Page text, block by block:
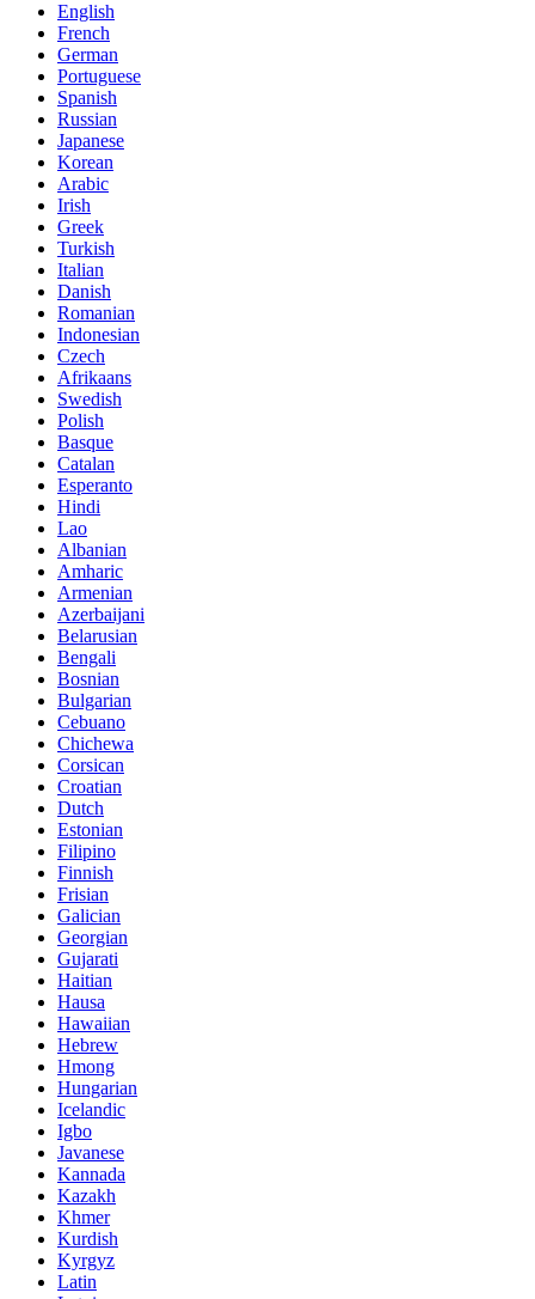
English
French
German
Portuguese
Spanish
Russian
Japanese
Korean
Arabic
Irish
Greek
Turkish
Italian
Danish
Romanian
Indonesian
Czech
Afrikaans
Swedish
Polish
Basque
Catalan
Esperanto
Hindi
Lao
Albanian
Amharic
Armenian
Azerbaijani
Belarusian
Bengali
Bosnian
Bulgarian
Cebuano
Chichewa
Corsican
Croatian
Dutch
Estonian
Filipino
Finnish
Frisian
Galician
Georgian
Gujarati
Haitian
Hausa
Hawaiian
Hebrew
Hmong
Hungarian
Icelandic
Igbo
Javanese
Kannada
Kazakh
Khmer
Kurdish
Kyrgyz
Latin